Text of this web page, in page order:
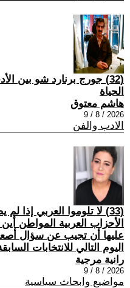
(32) جورج برنارد شو بين
الحياة
هاشم معتوق
2026 / 8 / 9
الادب والفن
(33) لا تلوموا العربي إذا
الأحزاب العربية المواطن
عليها أن تجيب عن سؤال
اليوم التالي للانتخابات
رانية مرجية
2026 / 8 / 9
مواضيع وابحاث سياسية